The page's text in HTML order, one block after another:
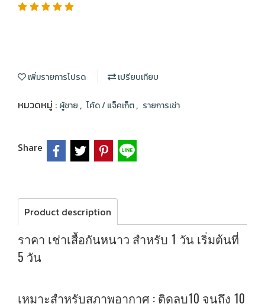
เพิ่มรายการโปรด เปรียบเทียบ
หมวดหมู่ : ผู้ชาย , โค้ด / แจ็คเก็ต, รายการเช่า
Share
Product description
ราคา เช่าเสื้อกันหนาว สำหรับ 1 วัน เริ่มต้นที่
5 วัน
เหมาะสำหรับสภาพอากาศ : ติดลบ10 จนถึง 10